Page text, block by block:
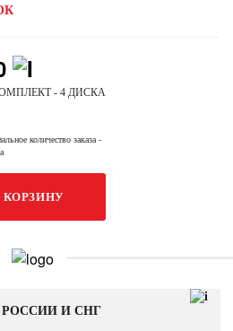
- 4 ДИСКА
количество заказа-
КОРЗИНУ
И СНГ